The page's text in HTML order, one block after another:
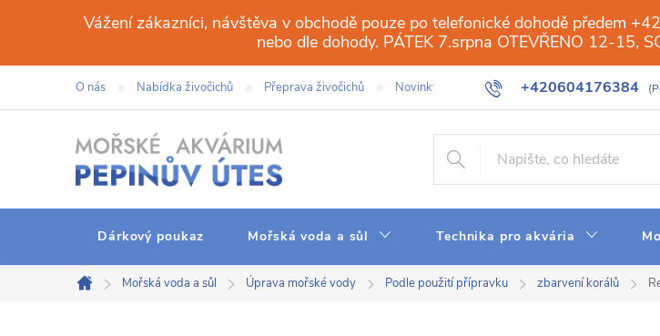
obsah
Vážení zákazníci, návštěva v obchodě pouze po telefonické dohodě předem
nebo dle dohody. PÁTEK 7.srpna OTEVŘENO 12-15,
+420604176384
O nás Nabídka živočichů Přeprava živočichů Novinky Galerie Obchod Web
Dárkový poukaz Mořská voda a sůl Technika pro akvária
Domů
Mořská voda a sůl Úprava mořské vody Podle použití přípravku zbarvení korálů